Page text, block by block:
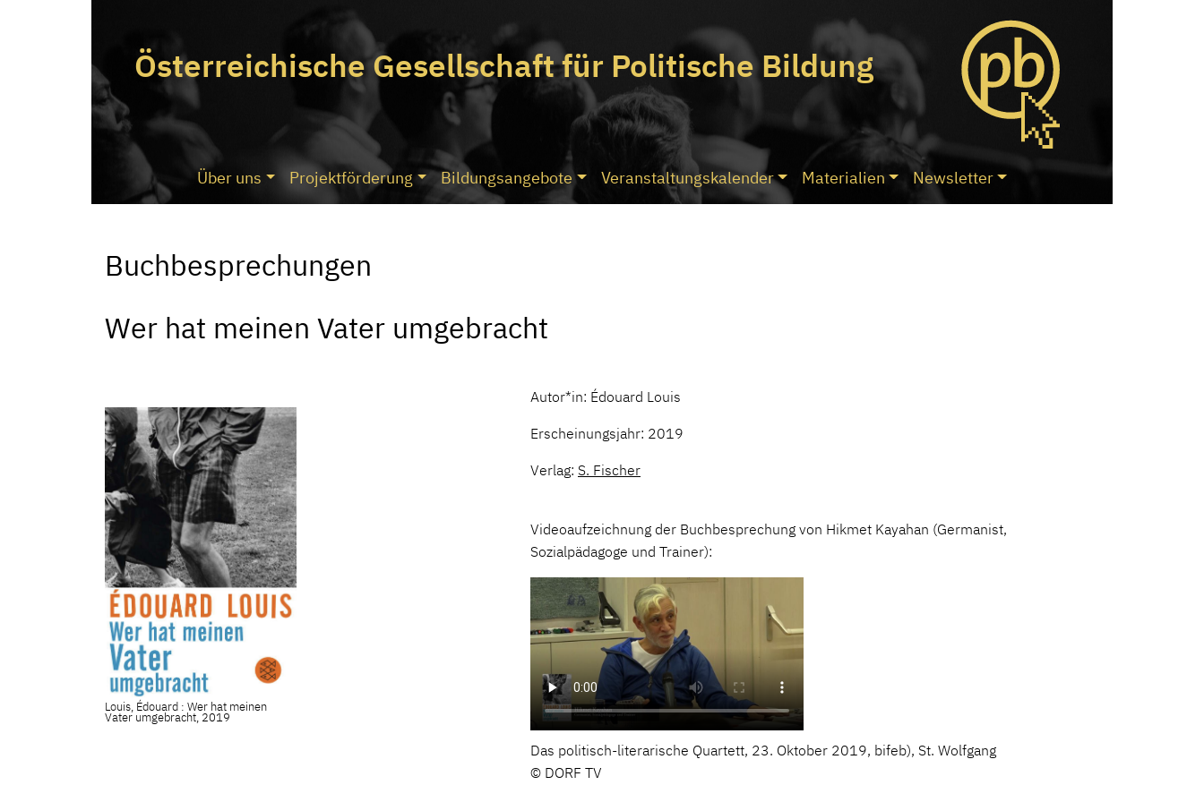
Österreichische Gesellschaftfür Politische Bildung
Über uns Projektförderung Bildungsangebote Veranstaltungskalender Materialien Newsletter
Buchbesprechungen
Wer hat meinen Vater umgebracht
Louis, Édouard : Wer hat meinen
Vater umgebracht, 2019
Autor*in: Édouard Louis
Erscheinungsjahr: 2019
Verlag: S. Fischer
Videoaufzeichnung der Buchbesprechung von Hikmet Kayahan (Germanist,
Sozialpädagoge und Trainer):
Das politisch-literarische Quartett, 23. Oktober 2019, bifeb), St. Wolfgang
© DORF TV